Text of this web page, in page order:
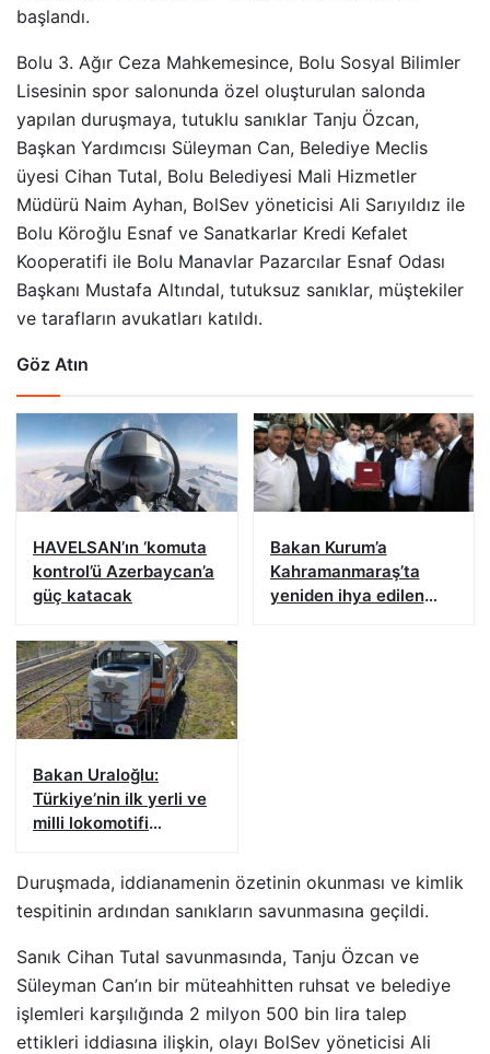
başlandı.
Bolu 3. Ağır Ceza Mahkemesince, Bolu Sosyal Bilimler
Lisesinin spor salonunda özel oluşturulan salonda
yapılan duruşmaya, tutuklu sanıklar Tanju Özcan,
Başkan Yardımcısı Süleyman Can, Belediye Meclis
üyesi Cihan Tutal, Bolu Belediyesi Mali Hizmetler
Müdürü Naim Ayhan, BolSev yöneticisi Ali Sarıyıldız ile
Bolu Köroğlu Esnaf ve Sanatkarlar Kredi Kefalet
Kooperatifi ile Bolu Manavlar Pazarcılar Esnaf Odası
Başkanı Mustafa Altındal, tutuksuz sanıklar, müştekiler
ve tarafların avukatları katıldı.
Göz Atın
HAVELSAN’ın ‘komuta
kontrol’ü Azerbaycan’a
güç katacak
Bakan Kurum’a
Kahramanmaraş’ta
yeniden ihya edilen
Bakan Uraloğlu:
Türkiye’nin ilk yerli ve
milli lokomotifi
yola çıktı
Duruşmada, iddianamenin özetinin okunması ve kimlik
tespitinin ardından sanıkların savunmasına geçildi.
Sanık Cihan Tutal savunmasında, Tanju Özcan ve
Süleyman Can’ın bir müteahhitten ruhsat ve belediye
işlemleri karşılığında 2 milyon 500 bin lira talep
ettikleri iddiasına ilişkin, olayı BolSev yöneticisi Ali